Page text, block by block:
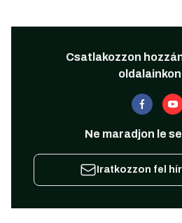
Csatlakozzon
oldalainkon
Ne maradjon le
Iratkozzon fel